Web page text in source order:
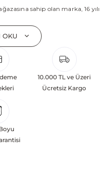
sahip olan marka, 16 yılı
home ofis ve ev dekorasyon
fazla ürün kategorisinde geniş bir
koltuklar, yataklar, bahçe
ile ürün yelpazesini sürekli
altyapısı sayesinde dünya
yaratacağı değerlere
olarak benimsemektedir.
Kayseri Serbest Bölgesi’nde 100
OKU
10.000 TL ve Üzeri
Ücretsiz Kargo